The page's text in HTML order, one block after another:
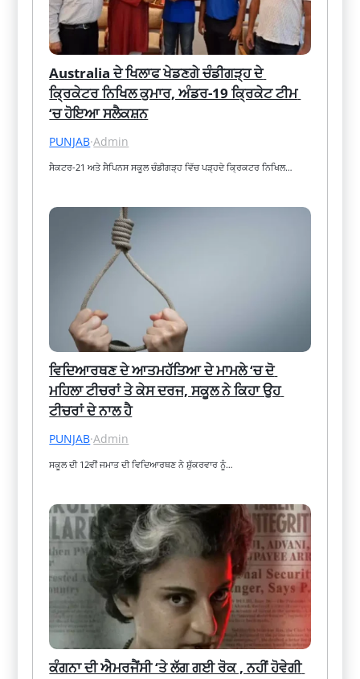
Australia ਦੇ ਖਿਲਾਫ ਖੇਡਣਗੇ ਚੰਡੀਗੜ੍ਹ ਦੇ
ਕ੍ਰਿਕੇਟਰ ਨਿਖਿਲ ਕੁਮਾਰ, ਅੰਡਰ-19 ਕ੍ਰਿਕੇਟ ਟੀਮ
‘ਚ ਹੋਇਆ ਸਲੈਕਸ਼ਨ
PUNJAB·Admin
ਸੈਕਟਰ-21 ਅਤੇ ਸੈਪਿਨਸ ਸਕੂਲ ਚੰਡੀਗੜ੍ਹ ਵਿੱਚ ਪੜ੍ਹਦੇ ਕ੍ਰਿਕਟਰ ਨਿਖਿਲ…
ਵਿਦਿਆਰਥਣ ਦੇ ਆਤਮਹੱਤਿਆ ਦੇ ਮਾਮਲੇ ‘ਚ ਦੋ
ਮਹਿਲਾ ਟੀਚਰਾਂ ਤੇ ਕੇਸ ਦਰਜ, ਸਕੂਲ ਨੇ ਕਿਹਾ ਉਹ
ਟੀਚਰਾਂ ਦੇ ਨਾਲ ਹੈ
PUNJAB·Admin
ਸਕੂਲ ਦੀ 12ਵੀਂ ਜਮਾਤ ਦੀ ਵਿਦਿਆਰਥਣ ਨੇ ਸ਼ੁੱਕਰਵਾਰ ਨੂੰ…
ਕੰਗਨਾ ਦੀ ਐਮਰਜੈਂਸੀ ‘ਤੇ ਲੱਗ ਗਈ ਰੋਕ , ਨਹੀਂ ਹੋਵੇਗੀ